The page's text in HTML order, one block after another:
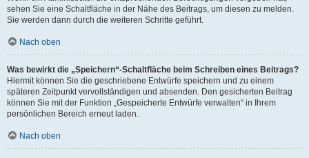
sehen Sie eine Schaltfläche in der Nähe des Beitrags, um diesen zu melden.
Sie werden dann durch die weiteren Schritte geführt.
Nach oben
Was bewirkt die „Speichern“-Schaltfläche beim Schreiben eines Beitrags?
Hiermit können Sie die geschriebene Entwürfe speichern und zu einem
späteren Zeitpunkt vervollständigen und absenden. Den gesicherten Beitrag
können Sie mit der Funktion „Gespeicherte Entwürfe verwalten“ in Ihrem
persönlichen Bereich erneut laden.
Nach oben